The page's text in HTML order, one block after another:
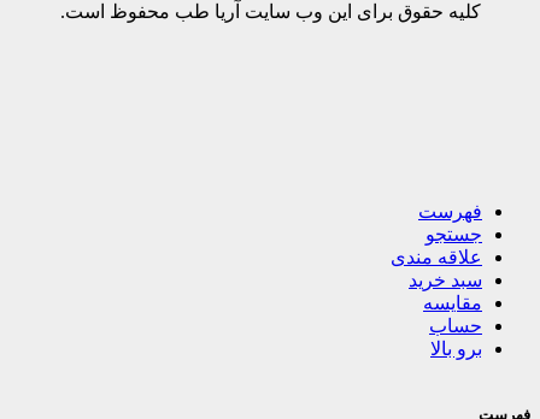
کلیه حقوق برای این وب سایت آریا طب محفوظ است.
فهرست
جستجو
علاقه مندی
سبد خرید
مقایسه
حساب
برو بالا
فهرست